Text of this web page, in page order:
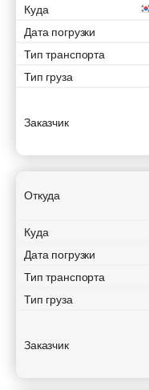
Куда
Дата погрузки
Тип транспорта
Тип груза
Заказчик
Откуда
Куда
Дата погрузки
Тип транспорта
Тип груза
Заказчик